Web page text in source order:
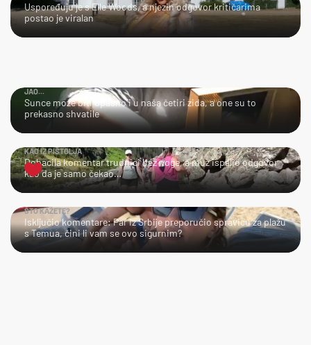
Uspoređuju je s Elle Woods, a njezin odgovor kritičarima
postao je viralan
JAO...
Sunce može biti opasno i u naša četiri zida, a one su to
prekasno shvatile
KAO IZ PIŠTOLJA
Dobacila komentar trudnici bez noge, a muž ispalio odgovor
kao da je samo čekao…
ŠTO KAŽETE?
Isključio komentare: Par iz Srbije preporučio spravicu za plažu
s Temua, čini li vam se ovo sigurnim?